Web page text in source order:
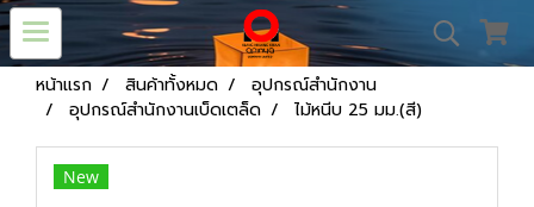
หน้าแรก สินค้าทั้งหมด
อุปกรณ์สำนักงาน
อุปกรณ์สำนักงานเบ็ดเตล็ด
ไม้หนีบ 25 มม.(สี)
New